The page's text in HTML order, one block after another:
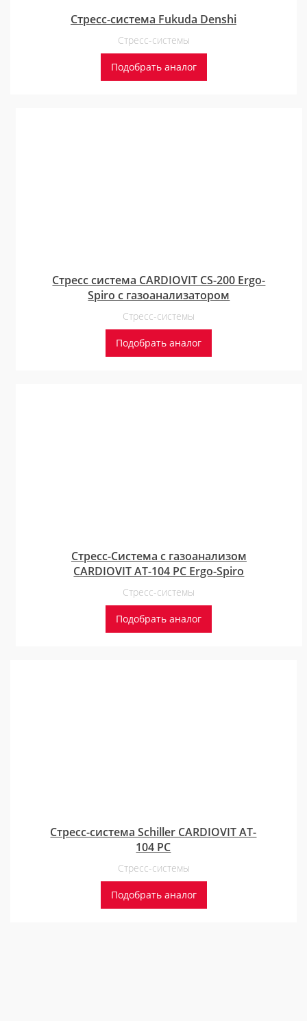
Стресс-система Fukuda Denshi
Стресс-системы
Подобрать аналог
Стресс система CARDIOVIT CS-200 Ergo-
Spiro с газоанализатором
Стресс-системы
Подобрать аналог
Стресс-Система с газоанализом
CARDIOVIT АТ-104 PC Ergo-Spiro
Стресс-системы
Подобрать аналог
Стресс-система Schiller CARDIOVIT AT-
104 PC
Стресс-системы
Подобрать аналог